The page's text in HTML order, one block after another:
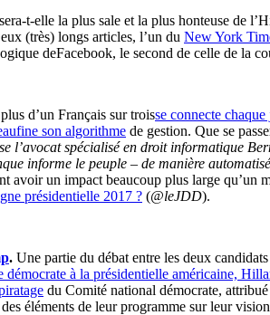
t-elle la plus sale et la plus honteuse de
(très) longs articles, l’un du New York
deFacebook, le second de celle de la
d’un Français sur troisse connecte
son algorithme de gestion. Que se
l’avocat spécialisé en droit informatique
informe le peuple – de manière
un impact beaucoup plus large qu’un
présidentielle 2017 ? (@leJDD).
. Une partie du débat entre les deux
démocrate à la présidentielle américaine,
du Comité national démocrate,
éléments de leur programme sur leur